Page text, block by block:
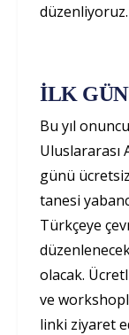
düzenliyoruz.
İLK
Bu yıl
günü
tanesi
Türkçeye
olacak.
ve
linki ziyaret